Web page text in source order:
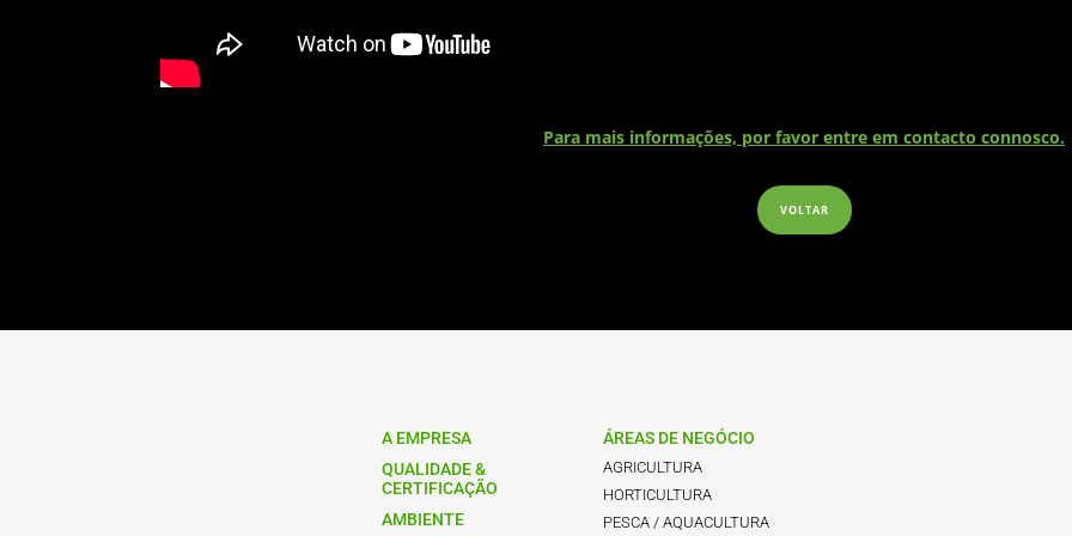
Para mais informações, por favor entre em contacto connosco.
VOLTAR
A EMPRESA
QUALIDADE &
CERTIFICAÇÃO
AMBIENTE
ÁREAS DE NEGÓCIO
AGRICULTURA
HORTICULTURA
PESCA / AQUACULTURA